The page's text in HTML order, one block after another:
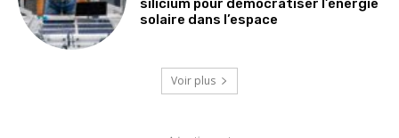
silicium pour démocratiser l’énergie
solaire dans l’espace
Voir plus